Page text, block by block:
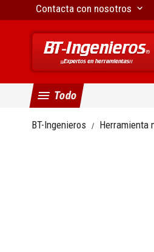
Contacta con nosotros keyboard_arrow_down
menu Todo
BT-Ingenieros Herramienta